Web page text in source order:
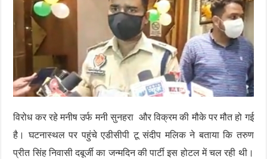
विरोध कर रहे मनीष उर्फ मनी सुनहरा और विक्रम की मौके पर मौत हो गई
है। घटनास्थल पर पहुंचे एडीसीपी टू संदीप मलिक ने बताया कि तरुण
प्रीत सिंह निवासी दबूर्जी का जन्मदिन की पार्टी इस होटल में चल रही थी।